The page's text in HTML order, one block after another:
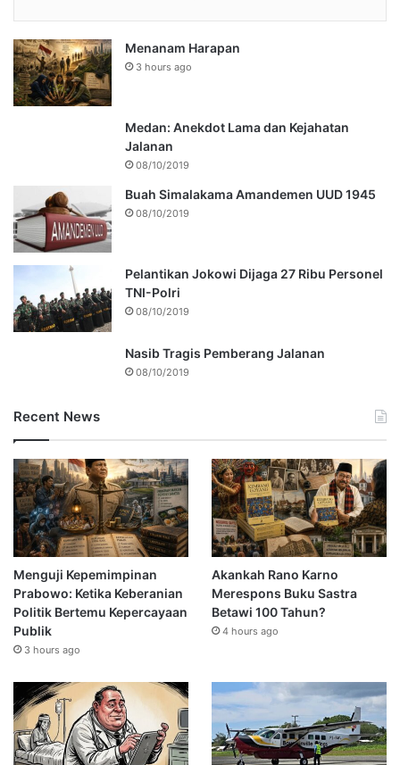
Menanam Harapan
3 hours ago
Medan: Anekdot Lama dan Kejahatan
Jalanan
08/10/2019
Buah Simalakama Amandemen UUD 1945
08/10/2019
Pelantikan Jokowi Dijaga 27 Ribu Personel
TNI-Polri
08/10/2019
Nasib Tragis Pemberang Jalanan
08/10/2019
Recent News
Menguji Kepemimpinan
Prabowo: Ketika Keberanian
Politik Bertemu Kepercayaan
Publik
3 hours ago
Akankah Rano Karno
Merespons Buku Sastra
Betawi 100 Tahun?
4 hours ago